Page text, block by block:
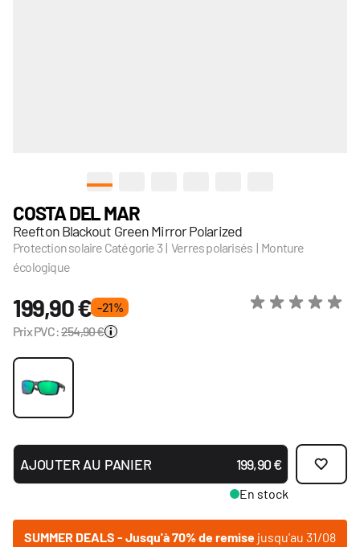
COSTA DEL MAR
Reefton Blackout Green Mirror Polarized
Protection solaire Catégorie 3 | Verres polarisés | Monture
écologique
199,90 € - 21 %
Prix PVC:254,90 €
AJOUTER AU PANIER 199,90 €
En stock
SUMMER DEALS - Jusqu'à 70% de remise jusqu'au 31/08